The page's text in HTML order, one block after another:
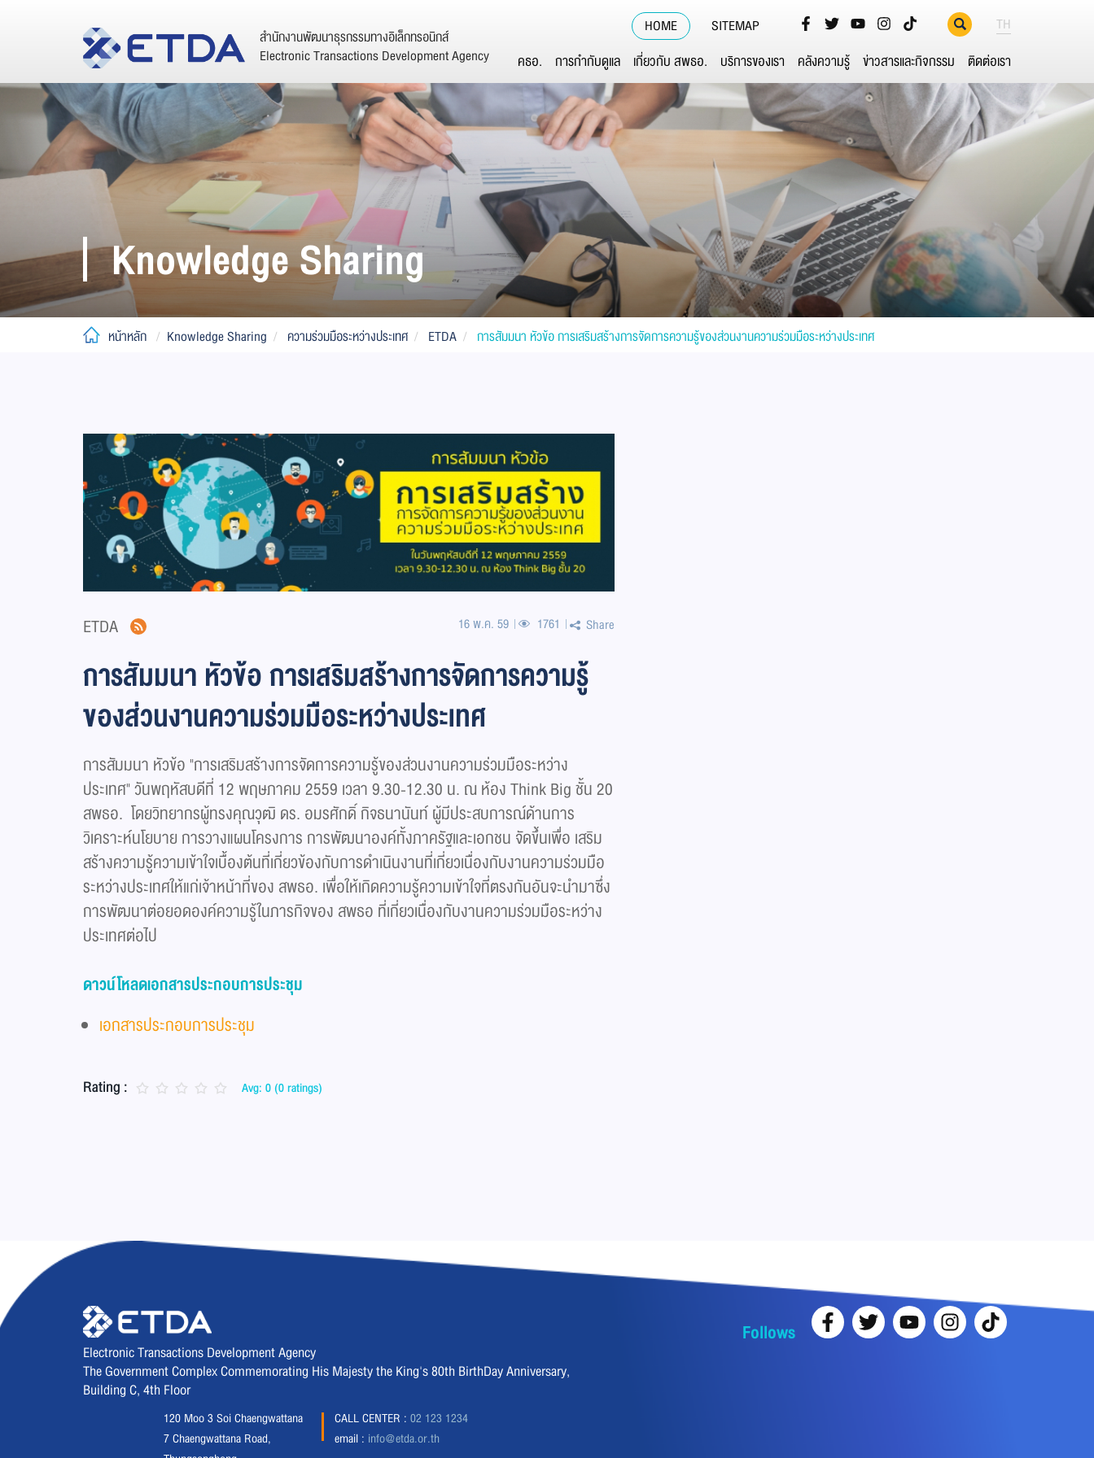
HOME SITEMAP TH
สำนักงานพัฒนาธุรกรรมทางอิเล็กทรอนิกส์
Electronic Transactions Development Agency
คธอ. การกำกับดูแล เกี่ยวกับ สพธอ. บริการของเรา คลังความรู้ ข่าวสารและกิจกรรม ติดต่อเรา
Knowledge Sharing
หน้าหลัก Knowledge Sharing ความร่วมมือระหว่างประเทศ ETDA การสัมมนา หัวข้อ การเสริมสร้างการจัดการความรู้ของส่วนงานความร่วมมือระหว่างประเทศ
ETDA 16 พ.ค. 59 1761 Share
การสัมมนา หัวข้อ การเสริมสร้างการจัดการความรู้
ของส่วนงานความร่วมมือระหว่างประเทศ
การสัมมนา หัวข้อ "การเสริมสร้างการจัดการความรู้ของส่วนงานความร่วมมือระหว่าง
ประเทศ" วันพฤหัสบดีที่ 12 พฤษภาคม 2559 เวลา 9.30-12.30 น. ณ ห้อง Think Big ชั้น 20
สพธอ. โดยวิทยากรผู้ทรงคุณวุฒิ ดร. อมรศักดิ์ กิจธนานันท์ ผู้มีประสบการณ์ด้านการ
วิเคราะห์นโยบาย การวางแผนโครงการ การพัฒนาองค์ทั้งภาครัฐและเอกชน จัดขึ้นเพื่อ เสริม
สร้างความรู้ความเข้าใจเบื้องต้นที่เกี่ยวข้องกับการดำเนินงานที่เกี่ยวเนื่องกับงานความร่วมมือ
ระหว่างประเทศให้แก่เจ้าหน้าที่ของ สพธอ. เพื่อให้เกิดความรู้ความเข้าใจที่ตรงกันอันจะนำมาซึ่ง
การพัฒนาต่อยอดองค์ความรู้ในภารกิจของ สพธอ ที่เกี่ยวเนื่องกับงานความร่วมมือระหว่าง
ประเทศต่อไป
ดาวน์โหลดเอกสารประกอบการประชุม
เอกสารประกอบการประชุม
Rating : Avg: 0 (0 ratings)
Electronic Transactions Development Agency
The Government Complex Commemorating His Majesty the King's 80th BirthDay Anniversary,
Building C, 4th Floor
120 Moo 3 Soi Chaengwattana
7 Chaengwattana Road,
CALL CENTER : 02 123 1234
email : info@etda.or.th
Follows